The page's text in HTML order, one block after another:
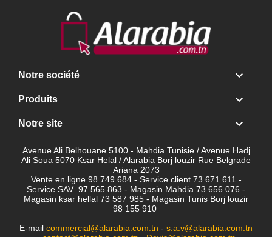
Notre société 
Produits 
Notre site 
Avenue Ali Belhouane 5100 - Mahdia Tunisie / Avenue Hadj
Ali Soua 5070 Ksar Helal / Alarabia Borj louzir Rue Belgrade
Ariana 2073
Vente en ligne 98 749 684 - Service client 73 671 611 -
Service SAV 97 565 863 - Magasin Mahdia 73 656 076 -
Magasin ksar hellal 73 587 985 - Magasin Tunis Borj louzir
98 155 910
E-mail commercial@alarabia.com.tn - s.a.v@alarabia.com.tn